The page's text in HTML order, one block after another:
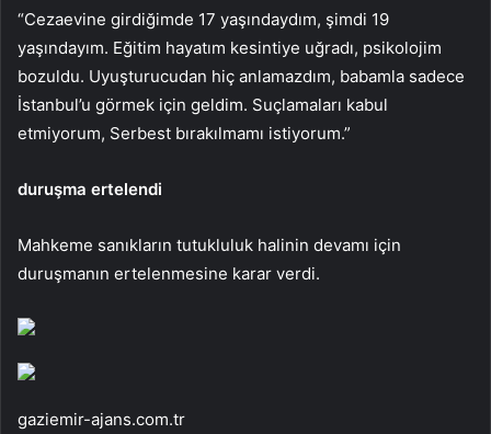
“Cezaevine girdiğimde 17 yaşındaydım, şimdi 19
yaşındayım. Eğitim hayatım kesintiye uğradı, psikolojim
bozuldu. Uyuşturucudan hiç anlamazdım, babamla sadece
İstanbul’u görmek için geldim. Suçlamaları kabul
etmiyorum, Serbest bırakılmamı istiyorum.”
duruşma ertelendi
Mahkeme sanıkların tutukluluk halinin devamı için
duruşmanın ertelenmesine karar verdi.
gaziemir-ajans.com.tr